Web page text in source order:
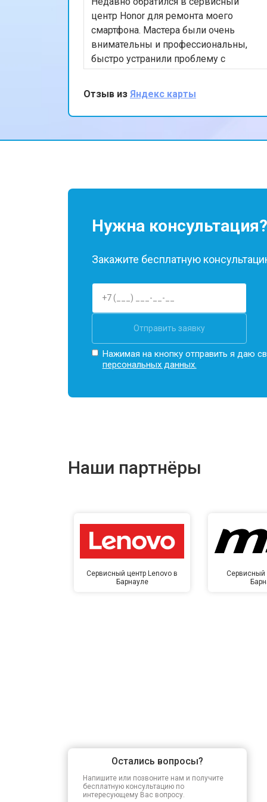
Замена жесткого диска HDD/SSD
центр Honor для ремонта моего
смартфона. Мастера были очень
внимательны и профессиональны,
быстро устранили проблему с
экраном. Я впечатлён качеством
обслуживания и скоростью
выполнения работы. Мой телефон
теперь работает безупречно. Спасибо
Отзыв из Яндекс карты
Нужна консультация?
Закажите бесплатную
Отправить заявку
Нажимая на кнопку отправить я даю
персональных данных.
Наши партнёры
Сервисный центр Lenovo в
Барнауле
Сервисный
Остались вопросы?
Напишите или позвоните нам и получите
бесплатную консультацию по
интересующему Вас вопросу.